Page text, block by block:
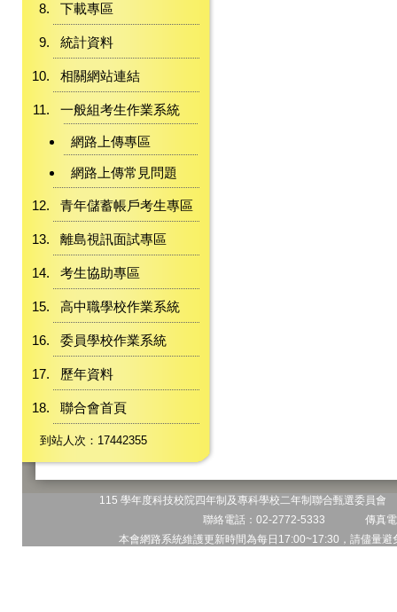
下載專區
統計資料
相關網站連結
一般組考生作業系統
網路上傳專區
網路上傳常見問題
青年儲蓄帳戶考生專區
離島視訊面試專區
考生協助專區
高中職學校作業系統
委員學校作業系統
歷年資料
聯合會首頁
到站人次：17442355
115 學年度科技校院四年制及專科學校二年制聯合甄選委員
聯絡電話：02-2772-5333 傳真
本會網路系統維護更新時間為每日17:00~17:30，請儘量